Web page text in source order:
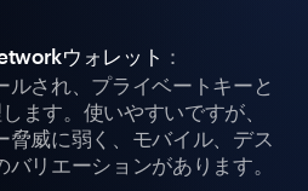
ウォレット ：
され、プライベートキーと
ます。使いやすいですが、
威に弱く、モバイル、デス
リエーションがあります。